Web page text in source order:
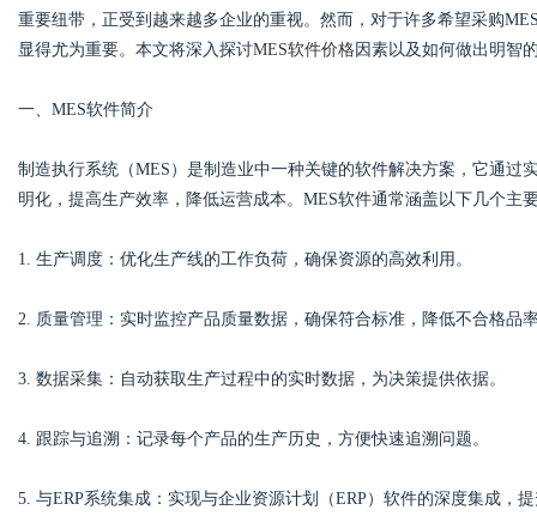
重要纽带，正受到越来越多企业的重视。然而，对于许多希望采购
显得尤为重要。本文将深入探讨MES软件价格因素以及如何做出明智
一、MES软件简介
制造执行系统（MES）是制造业中一种关键的软件解决方案，它通
明化，提高生产效率，降低运营成本。MES软件通常涵盖以下几个主
1. 生产调度：优化生产线的工作负荷，确保资源的高效利用。
2. 质量管理：实时监控产品质量数据，确保符合标准，降低不合格品
3. 数据采集：自动获取生产过程中的实时数据，为决策提供依据。
4. 跟踪与追溯：记录每个产品的生产历史，方便快速追溯问题。
5. 与ERP系统集成：实现与企业资源计划（ERP）软件的深度集成，